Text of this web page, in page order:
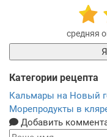
Категории рецепта
Кальмары на Новый
Морепродукты в
Добавить